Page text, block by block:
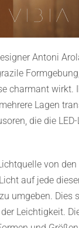
Antoni
charmant wirkt.
Lagen
die die
von
auf jede
umgeben. Dies
Leichtigkeit.